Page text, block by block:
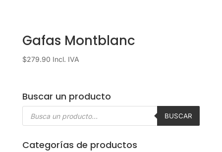
Gafas Montblanc
$279.90 Incl. IVA
Buscar un producto
Búsqueda
BUSCAR
Categorías de productos